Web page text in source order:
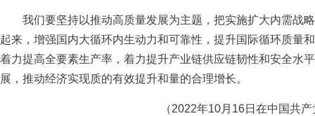
我们要坚持以推动高质量发展为主题，把实施扩大内需战
起来，增强国内大循环内生动力和可靠性，提升国际循环质量
着力提高全要素生产率，着力提升产业链供应链韧性和安全水
展，推动经济实现质的有效提升和量的合理增长。
（2022年10月16日在中国共产